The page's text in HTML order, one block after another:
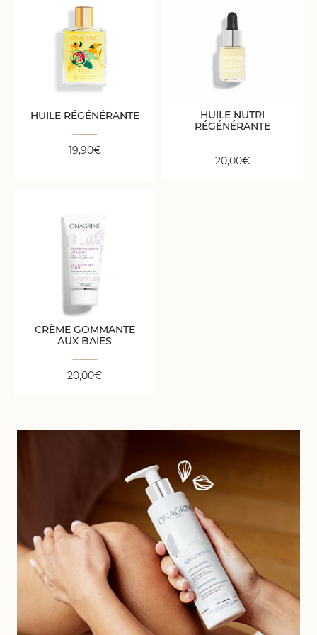
HUILE RÉGÉNÉRANTE
19,90€
HUILE RÉGÉNÉRANTE
19,90€
HUILE NUTRI
RÉGÉNÉRANTE
20,00€
HUILE NUTRI
RÉGÉNÉRANTE
20,00
CRÈME GOMMANTE
AUX BAIES
20,00€
CRÈME GOMMANTE
AUX BAIES
20,00€